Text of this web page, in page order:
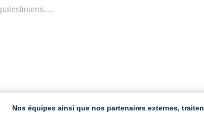
Nos équipes ainsi que nos partenaires externes,